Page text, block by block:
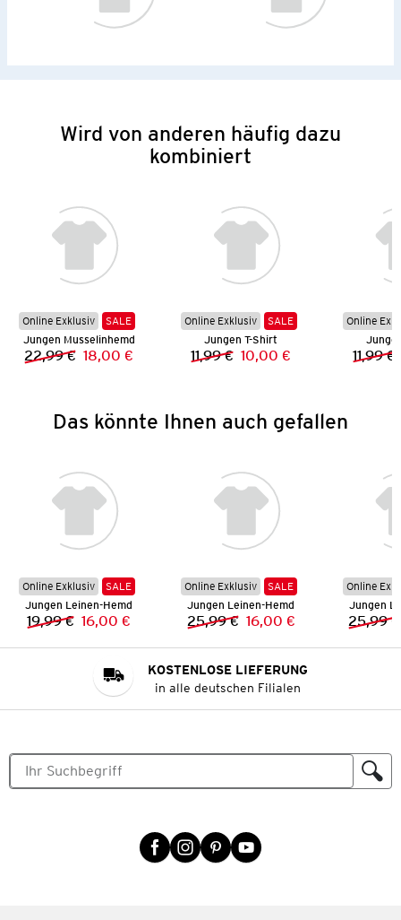
Wird von anderen häufig dazu
kombiniert
Online Exklusiv
SALE
Jungen Musselinhemd
Vorheriger Preis:
22,99 € Neuer Preis:
18,00 €
Online Exklusiv
SALE
Jungen T-Shirt
Vorheriger Preis:
11,99 € Neuer Preis:
10,00 €
Online
11,99 €
Das könnte Ihnen auch gefallen
Online Exklusiv
SALE
Jungen Leinen-Hemd
Vorheriger Preis:
19,99 € Neuer Preis:
16,00 €
Online Exklusiv
SALE
Jungen Leinen-Hemd
Vorheriger Preis:
25,99 € Neuer Preis:
16,00 €
Online
Jungen
25,99 €
KOSTENLOSE LIEFERUNG
in alle deutschen Filialen